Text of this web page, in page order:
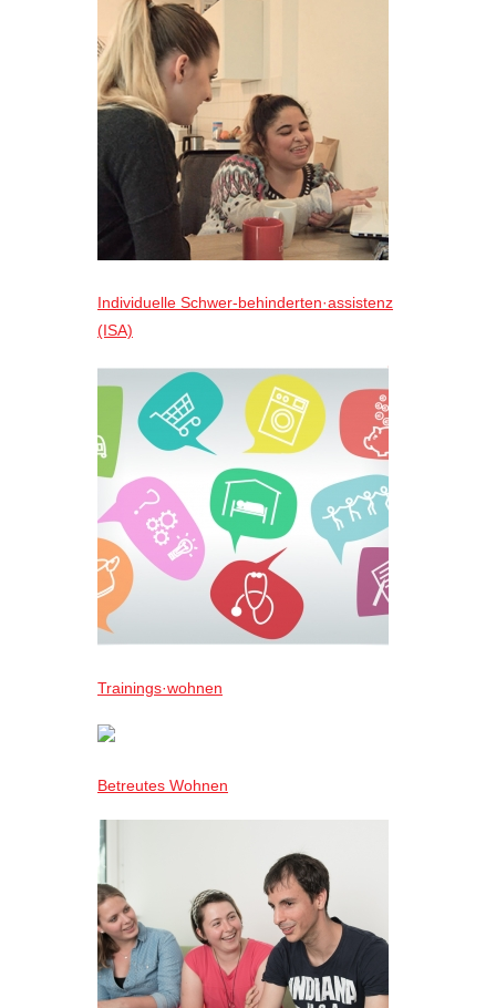
Individuelle Schwer-behinderten·assistenz
(ISA)
Trainings·wohnen
Betreutes Wohnen